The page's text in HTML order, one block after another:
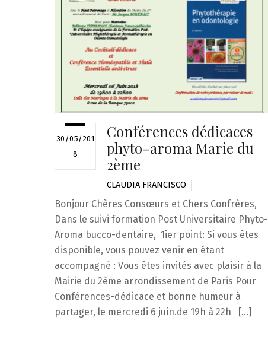
30/05/201
8
Conférences dédicaces
phyto-aroma Marie du
2ème
CLAUDIA FRANCISCO
Bonjour Chères Consœurs et Chers Confrères,
Dans le suivi formation Post Universitaire Phyto-
Aroma bucco-dentaire, 1ier point: Si vous êtes
disponible, vous pouvez venir en étant
accompagné : Vous êtes invités avec plaisir à la
Mairie du 2ème arrondissement de Paris Pour
Conférences-dédicace et bonne humeur à
partager, le mercredi 6 juin.de 19h à 22h […]